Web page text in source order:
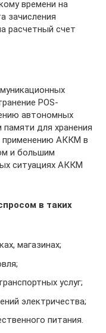
времени на
зачисления
расчетный счет
POS-
автономных
для хранения
применению АККМ в
и большим
ситуациях АККМ
в таких
магазинах;
услуг;
электричества;
питания.